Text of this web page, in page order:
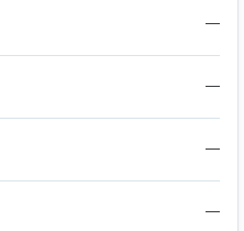
—
—
—
—